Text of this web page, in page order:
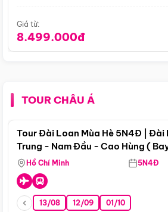
Giá từ:
8.499.000đ
TOUR CHÂU Á
Tour Đài Loan Mùa Hè 5N4Đ |
Trung - Nam Đầu - Cao Hùng (
Hồ Chí Minh 5N4Đ
13/08 12/09 01/10